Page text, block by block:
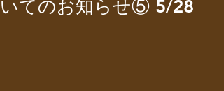
いてのお知らせ⑤ 5/28